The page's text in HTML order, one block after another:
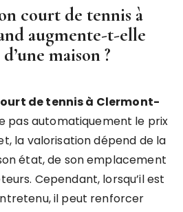
court de tennis à
augmente-t-elle
maison ?
de tennis à Clermont-
pas automatiquement le prix
la valorisation dépend de la
état, de son emplacement
Cependant, lorsqu’il est
il peut renforcer